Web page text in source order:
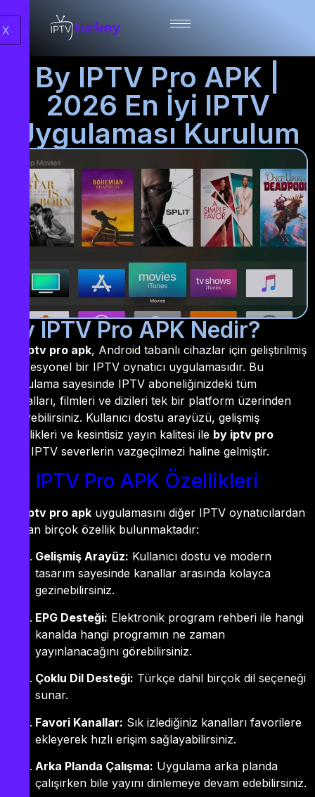
X
By IPTV Pro APK |
2026 En İyi IPTV
Uygulaması Kurulum
By IPTV Pro APK Nedir?
By iptv pro apk, Android tabanlı cihazlar için geliştirilmiş
profesyonel bir IPTV oynatıcı uygulamasıdır. Bu
uygulama sayesinde IPTV aboneliğinizdeki tüm
kanalları, filmleri ve dizileri tek bir platform üzerinden
izleyebilirsiniz. Kullanıcı dostu arayüzü, gelişmiş
özellikleri ve kesintisiz yayın kalitesi ile by iptv pro
IPTV severlerin vazgeçilmezi haline gelmiştir.
By IPTV Pro APK Özellikleri
By iptv pro apk uygulamasını diğer IPTV oynatıcılardan
ayıran birçok özellik bulunmaktadır:
Gelişmiş Arayüz: Kullanıcı dostu ve modern
tasarım sayesinde kanallar arasında kolayca
gezinebilirsiniz.
EPG Desteği: Elektronik program rehberi ile hangi
kanalda hangi programın ne zaman
yayınlanacağını görebilirsiniz.
Çoklu Dil Desteği: Türkçe dahil birçok dil seçeneği
sunar.
Favori Kanallar: Sık izlediğiniz kanalları favorilere
ekleyerek hızlı erişim sağlayabilirsiniz.
Arka Planda Çalışma: Uygulama arka planda
çalışırken bile yayını dinlemeye devam edebilirsiniz.